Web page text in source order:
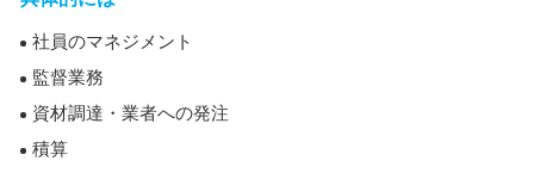
社員のマネジメント
監督業務
資材調達・業者への発注
積算